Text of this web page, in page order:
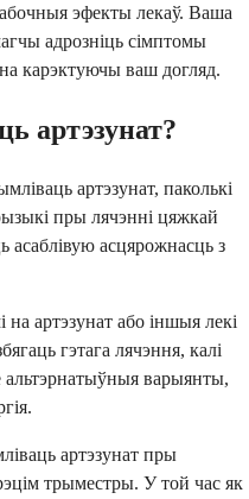
эфекты лекаў. Ваша
адрозніць сімптомы
карэктуючы ваш догляд.
артэзунат?
артэзунат, паколькі
пры лячэнні цяжкай
асцярожнасць з
на артэзунат або іншыя лекі
гэтага лячэння, калі
варыянты,
артэзунат пры
трыместры. У той час як